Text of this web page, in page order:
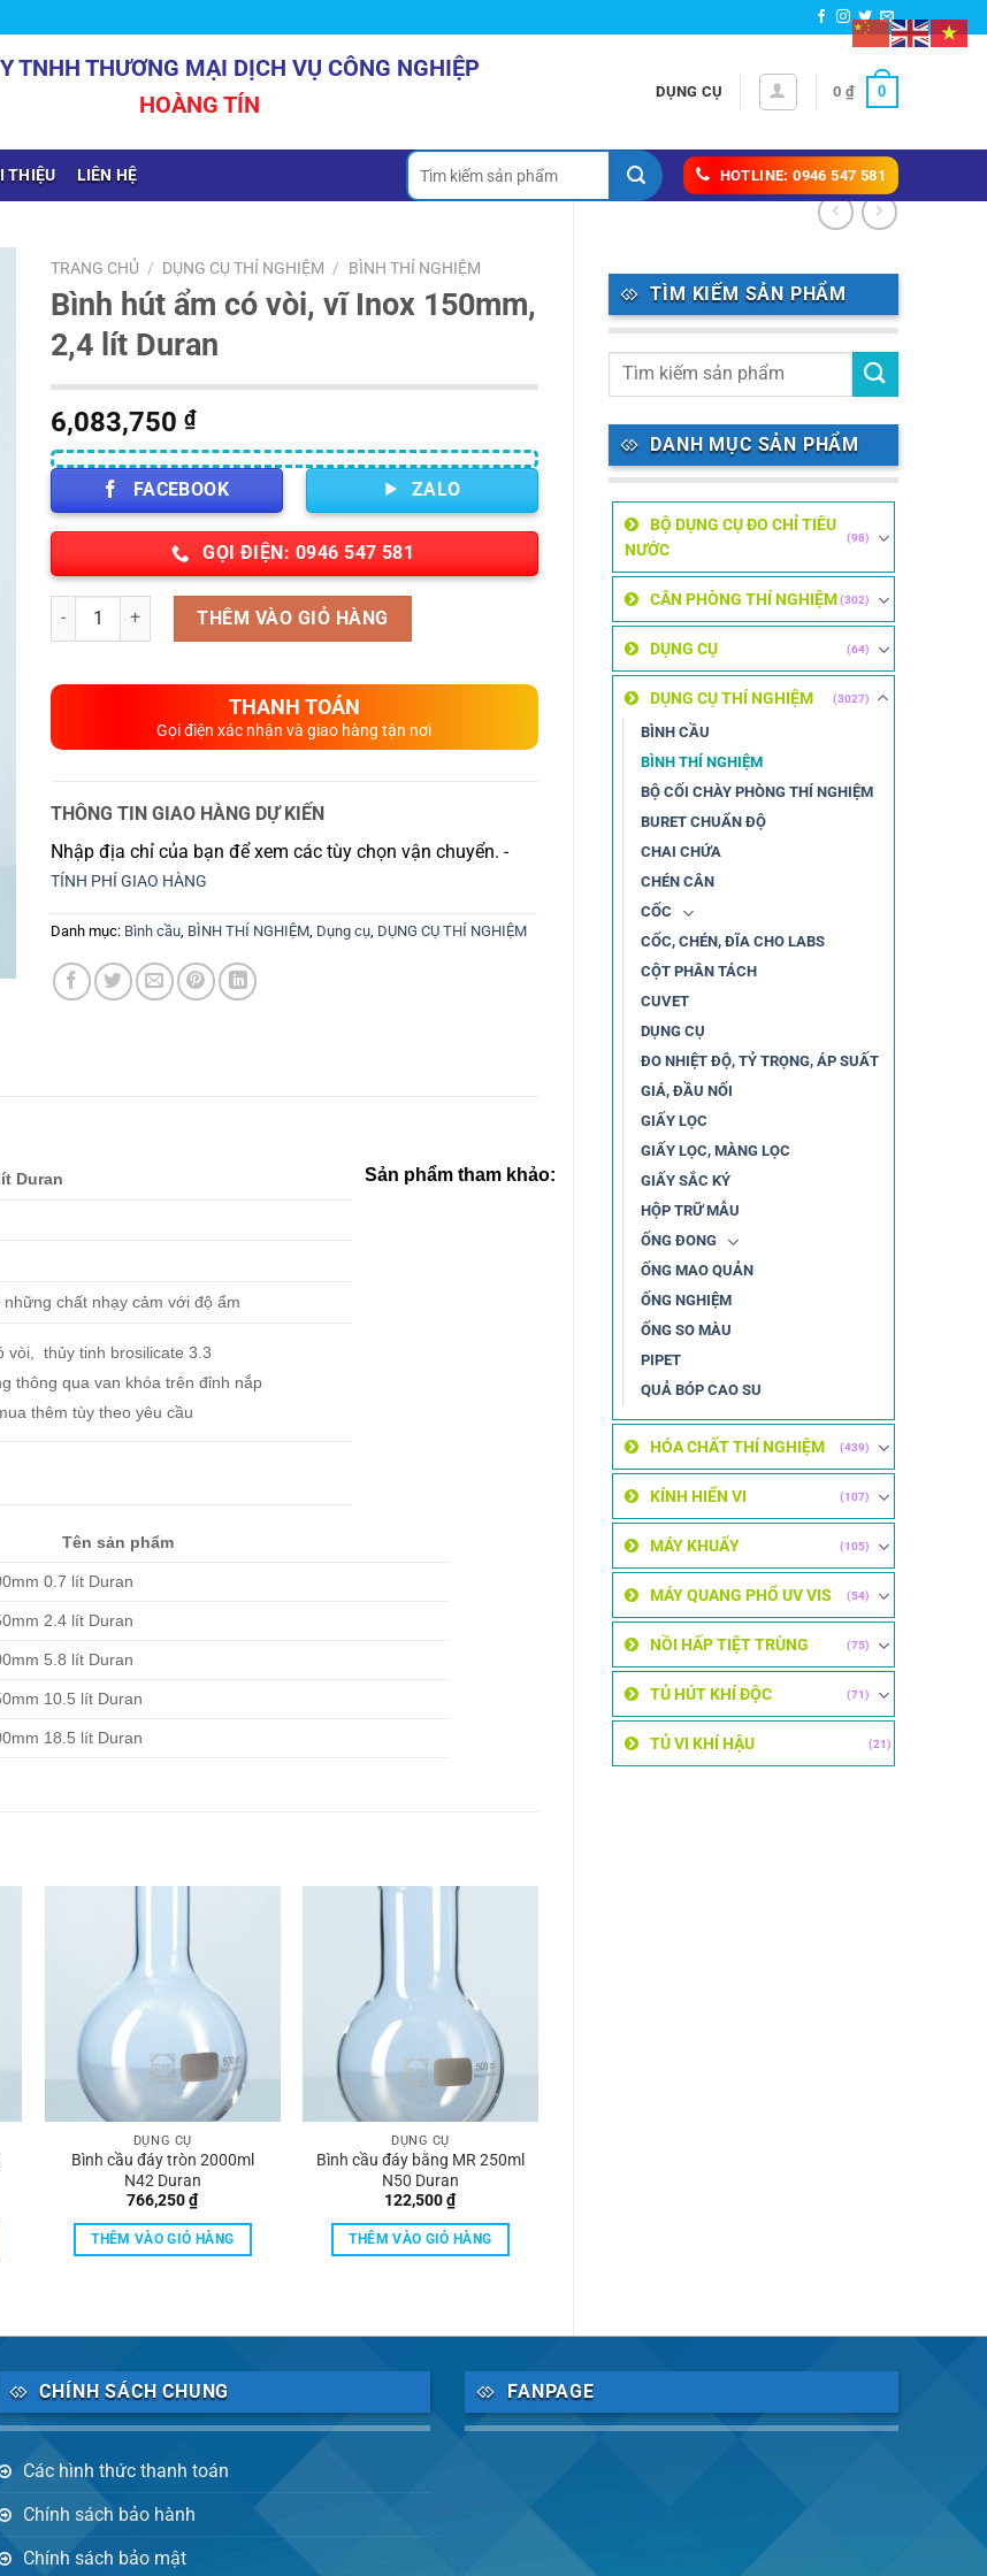
TNHH THƯƠNG MẠI DỊCH VỤ CÔNG NGHIỆP
HOÀNG TÍN
DỤNG CỤ 0 ₫ 0
THIỆU LIÊN HỆ
Tìm
kiếm:
HOTLINE: 0946 547 581
TÌM KIẾM SẢN PHẨM
DANH MỤC SẢN PHẨM
BỘ DỤNG CỤ ĐO CHỈ TIÊU
NƯỚC
(98)
CÂN PHÒNG THÍ NGHIỆM (302)
DỤNG CỤ (64)
DỤNG CỤ THÍ NGHIỆM (3027)
BÌNH CẦU
BÌNH THÍ NGHIỆM
BỘ CỐI CHÀY PHÒNG THÍ NGHIỆM
BURET CHUẨN ĐỘ
CHAI CHỨA
CHÉN CÂN
CỐC
CỐC, CHÉN, ĐĨA CHO LABS
CỘT PHÂN TÁCH
CUVET
DỤNG CỤ
ĐO NHIỆT ĐỘ, TỶ TRỌNG, ÁP SUẤT
GIÁ, ĐẦU NỐI
GIẤY LỌC
GIẤY LỌC, MÀNG LỌC
GIẤY SẮC KÝ
HỘP TRỮ MẪU
ỐNG ĐONG
ỐNG MAO QUẢN
ỐNG NGHIỆM
ỐNG SO MÀU
PIPET
QUẢ BÓP CAO SU
HÓA CHẤT THÍ NGHIỆM (439)
KÍNH HIỂN VI (107)
MÁY KHUẤY (105)
MÁY QUANG PHỔ UV VIS (54)
NỒI HẤP TIỆT TRÙNG (75)
TỦ HÚT KHÍ ĐỘC (71)
TỦ VI KHÍ HẬU (21)
TRANG CHỦ / DỤNG CỤ THÍ NGHIỆM / BÌNH THÍ NGHIỆM
Bình hút ẩm có vòi, vĩ Inox 150mm,
2,4 lít Duran
6,083,750₫
FACEBOOK ZALO
GỌI ĐIỆN: 0946 547 581
Số lượng THÊM VÀO GIỎ HÀNG
THANH TOÁN
Gọi điện xác nhận và giao hàng tận nơi
THÔNG TIN GIAO HÀNG DỰ KIẾN
Nhập địa chỉ của bạn để xem các tùy chọn vận chuyển. -
TÍNH PHÍ GIAO HÀNG
Danh mục: Bình cầu BÌNH THÍ NGHIỆM Dụng cụ DỤNG CỤ THÍ NGHIỆM
Duran
chất nhạy cảm với độ ẩm
vòi, thủy tinh brosilicate 3.3
thông qua van khóa trên đỉnh nắp
thêm tùy theo yêu cầu
Sản phẩm tham khảo:
Tên sản phẩm
0.7 lít Duran
2.4 lít Duran
5.8 lít Duran
10.5 lít Duran
18.5 lít Duran
DỤNG CỤ
Bình cầu đáy tròn 2000ml
N42 Duran
766,250₫
THÊM VÀO GIỎ HÀNG
DỤNG CỤ
Bình cầu đáy bằng MR 250ml
N50 Duran
122,500₫
THÊM VÀO GIỎ HÀNG
CHÍNH SÁCH CHUNG
Các hình thức thanh toán
Chính sách bảo hành
Chính sách bảo mật
FANPAGE